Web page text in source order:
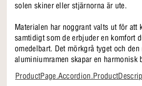
solen skiner eller stjärnorna är ute.
Materialen har noggrant valts ut för att
samtidigt som de erbjuder en komfort
omedelbart. Det mörkgrå tyget och den
aluminiumramen skapar en harmonisk